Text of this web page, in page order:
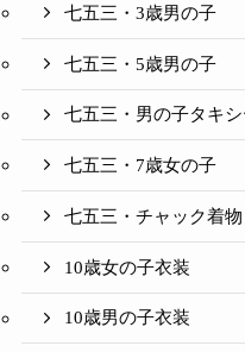
七五三・3歳男の子
七五三・5歳男の子
七五三・男の子タキシ
七五三・7歳女の子
七五三・チャック着物
10歳女の子衣装
10歳男の子衣装